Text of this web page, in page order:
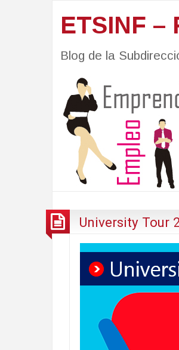
ETSINF
Blog de la
University Tour